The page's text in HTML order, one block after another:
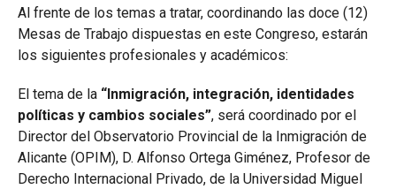
Al frente de los temas a tratar, coordinando las doce (12)
Mesas de Trabajo dispuestas en este Congreso, estarán
los siguientes profesionales y académicos:
El tema de la “ Inmigración, integración, identidades
políticas y cambios sociales”, será coordinado por el
Director del Observatorio Provincial de la Inmigración de
Alicante (OPIM), D. Alfonso Ortega Giménez, Profesor de
Derecho Internacional Privado, de la Universidad Miguel